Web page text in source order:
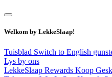
Welkom by LekkeSlaap!
Tuisblad Switch to English
Lys by ons
LekkeSlaap Rewards Koop